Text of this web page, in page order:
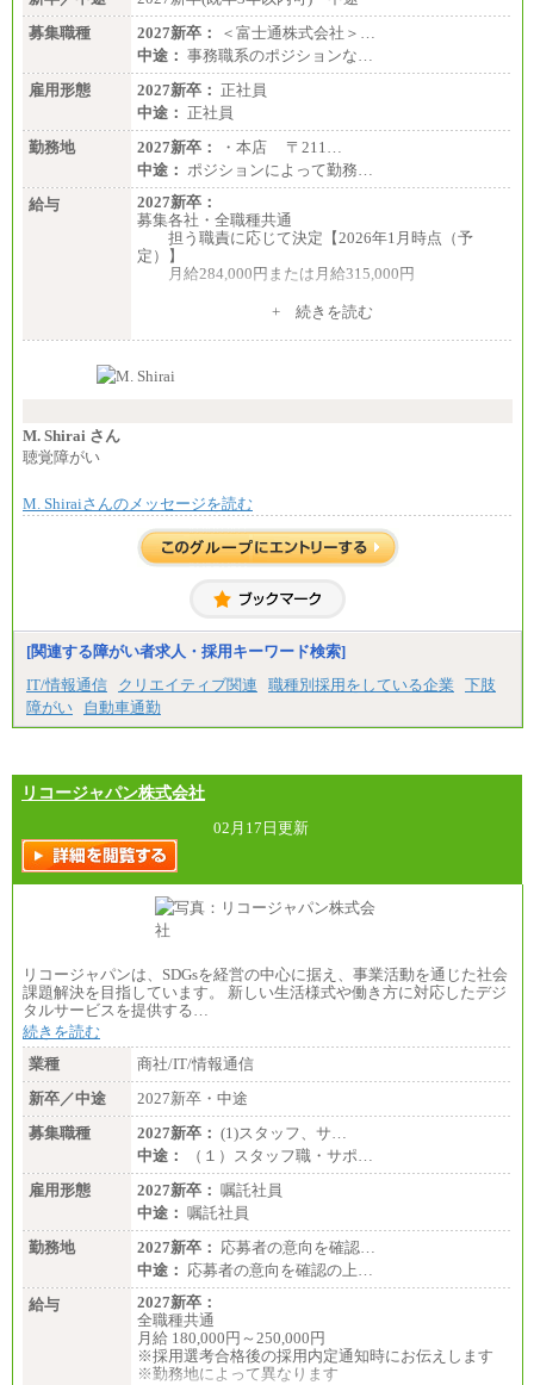
募集職種
2027新卒：
＜富士通株式会社＞…
中途： 事務職系のポジションな…
雇用形態
2027新卒： 正社員
中途： 正社員
勤務地
2027新卒：
・本店 〒211…
中途： ポジションによって勤務…
給与
2027新卒：
募集各社・全職種共通
担う職責に応じて決定【2026年1月時点（予
定）】
月給284,000円または月給315,000円
※入社後早期から、自律的な業務遂行が求めら
す。
い職責を担う方については、さらに高い金額を個別
※上記に加え、所定労働時間外に勤務をした場
※試用期間中も給与に変更はございません。
＜募集各社・全職種共通＞
月給21万円以上～
※試用期間中の給与に変更はありません。
ます。
+ 続きを読む
M. Shirai さん
聴覚障がい
M. Shiraiさんのメッセージを読む
[関連する障がい者求人・採用キーワード検索]
IT/情報通信
クリエイティブ関連 職種別採用をしている企業
下肢
障がい
自動車通勤
リコージャパン株式会社
02月17日更新
リコージャパンは、SDGsを経営の中心に据え、事業活動を通じた社会
課題解決を目指しています。 新しい生活様式や働き方に対応したデジ
タルサービスを提供する…
続きを読む
業種
商社/IT/情報通信
新卒／中途
2027新卒・中途
募集職種
2027新卒： (1)スタッフ、サ…
中途：
（１）スタッフ職・サポ…
雇用形態
2027新卒： 嘱託社員
中途： 嘱託社員
勤務地
2027新卒： 応募者の意向を確認…
中途： 応募者の意向を確認の上…
給与
2027新卒：
全職種共通
月給 180,000円～250,000円
※採用選考合格後の採用内定通知時にお伝えします
※勤務地によって異なります